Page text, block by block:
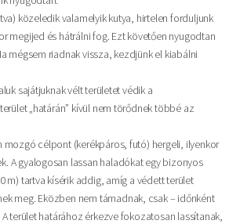
közeledik valamelyik kutya, hirtelen forduljunk
megijed és hátrálni fog. Ezt követően nyugodtan
mégsem riadnak vissza, kezdjünk el kiabálni
sajátjuknak vélt területet védik a
„határán” kívül nem törődnek többé az
mozgó célpont (kerékpáros, futó) hergeli, ilyenkor
A gyalogosan lassan haladókat egy bizonyos
m) tartva kísérik addig, amíg a védett terület
meg. Eközben nem támadnak, csak – időnként
terület határához érkezve fokozatosan lassítanak,